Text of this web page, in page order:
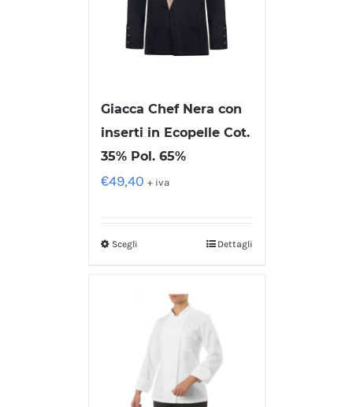
Giacca Chef Nera con
inserti in Ecopelle Cot.
35% Pol. 65%
€49,40 + iva
Scegli Dettagli